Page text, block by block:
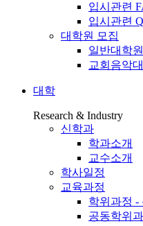
입시관련
입시관련
대학원 모집
일반대학원
교회음악
대학
Research & Industry
신학과
학과소개
교수소개
학사일정
교육과정
학위과정 -
공동학위